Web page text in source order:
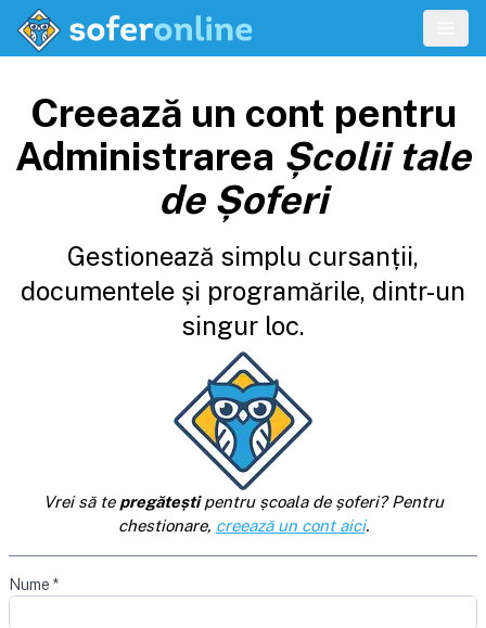
Creează un cont pentru
Administrarea Școlii tale
de Șoferi
Gestionează simplu cursanții,
documentele și programările, dintr-un
singur loc.
Vrei să te pregăteștipentru școala de șoferi? Pentru
chestionare, creează un cont aici.
Nume *